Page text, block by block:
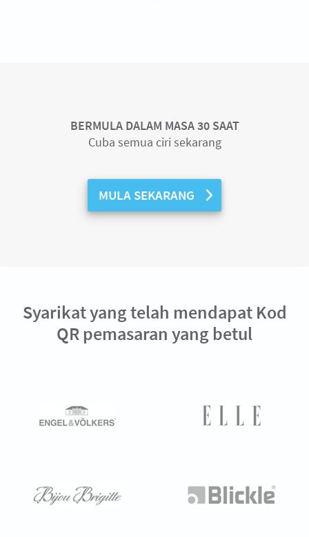
BERMULA DALAM MASA 30 SAAT
Cuba semua ciri sekarang
MULA SEKARANG
Syarikat yang telah mendapat Kod
QR pemasaran yang betul